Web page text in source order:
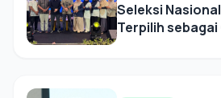
Seleksi
Terpilih sebagai